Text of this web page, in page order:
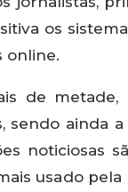
os
online.
de metade,
ainda
noticiosas
usado